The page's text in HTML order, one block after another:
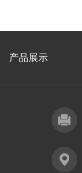
产品展示